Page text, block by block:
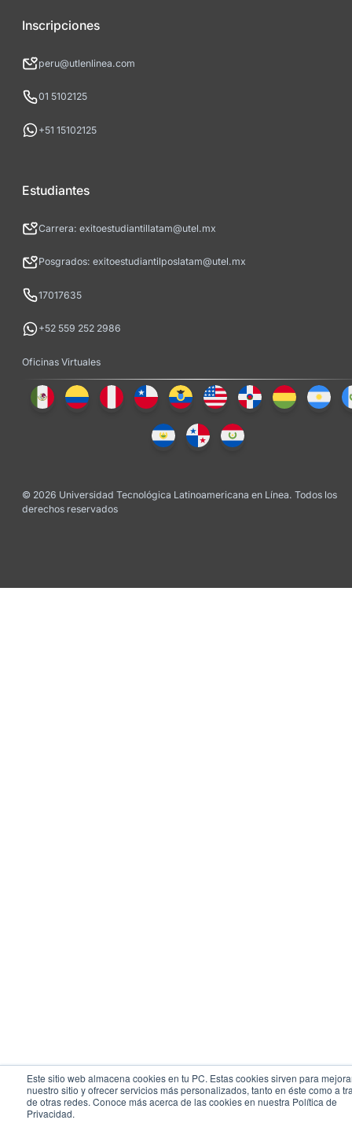
Este sitio web almacena cookies en tu PC. Estas cookies sirven para
nuestro sitio y ofrecer servicios más personalizados, tanto en éste como a
de otras redes. Conoce más acerca de las cookies en nuestra Política de
Privacidad.
Inscripciones
peru@utlenlinea.com
01 5102125
+51 15102125
Estudiantes
Carrera: exitoestudiantillatam@utel.mx
Posgrados: exitoestudiantilposlatam@utel.mx
17017635
+52 559 252 2986
Oficinas Virtuales
© 2026 Universidad Tecnológica Latinoamericana en Línea. Todos los
derechos reservados